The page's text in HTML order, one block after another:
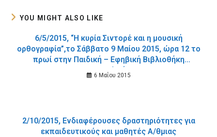
YOU MIGHT ALSO LIKE
6/5/2015, “Η κυρία Σιντορέ και η μουσική
ορθογραφία”,το Σάββατο 9 Μαίου 2015, ώρα 12 το
πρωί στην Παιδική – Εφηβική Βιβλιοθήκη
Δημοτικού Κήπου.
6 Μαΐου 2015
2/10/2015, Ενδιαφέρουσες δραστηριότητες για
εκπαιδευτικούς και μαθητές Α/θμιας